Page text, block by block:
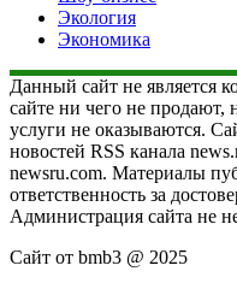
Экология
Экономика
Данный сайт не является
сайте ни чего не продают,
услуги не оказываются.
новостей RSS канала
newsru.com. Материалы
ответственность за
Администрация сайта не
Сайт от bmb3 @ 2025